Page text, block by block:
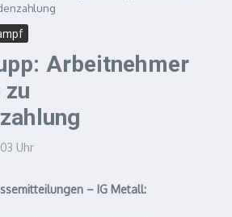
Arbeitnehmer
zu
Uhr
– IG Metall: